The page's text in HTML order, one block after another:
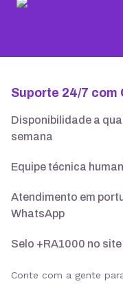
Suporte 24/7 com
30 dias para pedir
SSL ilimitado grátis
Suporte 24/7 com
Disponibilidade a
semana
Equipe técnica
Atendimento em
WhatsApp
Selo +RA1000 no
Conte com a gente